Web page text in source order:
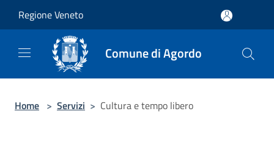
Regione Veneto
Comune di Agordo
Home > Servizi > Cultura e tempo libero